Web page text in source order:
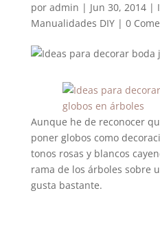
por admin | Jun 30, 2014|
Manualidades DIY| 0
Aunque he de reconocer
poner globos como
tonos rosas y blancos
rama de los árboles sobre
gusta bastante.